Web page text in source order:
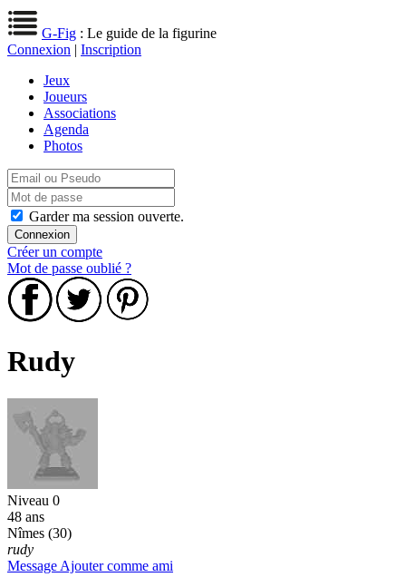
G-Fig : Le guide de la figurine
Connexion | Inscription
Jeux
Joueurs
Associations
Agenda
Photos
Garder ma session ouverte.
Créer un compte
Mot de passe oublié ?
Rudy
Niveau 0
48 ans
Nîmes (30)
rudy
Message Ajouter comme ami